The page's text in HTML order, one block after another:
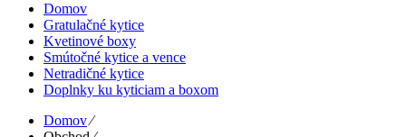
Domov
Gratulačné kytice
Kvetinové boxy
Smútočné kytice a vence
Netradičné kytice
Doplnky ku kyticiam a boxom
Domov⁄